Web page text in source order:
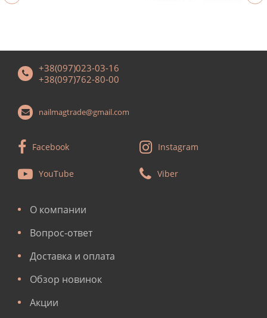
+38(097)023-03-16
+38(097)762-80-00
nailmagtrade@gmail.com
Facebook Instagram
YouTube Viber
О компании
Вопрос-ответ
Доставка и оплата
Обзор новинок
Акции